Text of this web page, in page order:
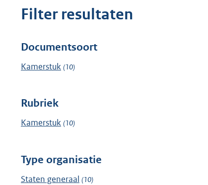
in
Filter resultaten
Filter
resultaten
Documentsoort
Kamerstuk (10)
Rubriek
Kamerstuk (10)
Type organisatie
Staten generaal (10)